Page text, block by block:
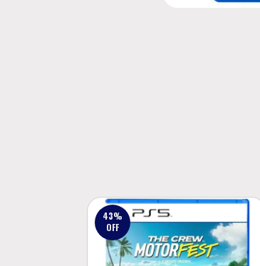
43%
OFF